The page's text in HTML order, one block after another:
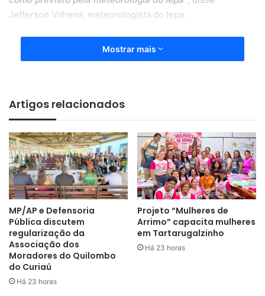
Jefferson Vilhena, meteorologista do Iepa.
Ele ainda fala sobre certas dicas que temos que tomar
sobre como prevenir esses focos próximos de áreas
residenciais:“Sabemos que o próprio residente coloca
fogo próximo ao local onde reside, ou seja, não são
acidentais, e sim, incêndios propositais, sendo que ele
não tem a menor ideia do tamanho do sinistro, e nem dos
objetos e/ou animais que podem sofrem com essa
Mostrar mais
Artigos relacionados
MP/AP e Defensoria
Pública discutem
regularização da
Associação dos
Moradores do Quilombo
do Curiaú
Há 23 horas
Projeto “Mulheres de
Arrimo” capacita mulheres
em Tartarugalzinho
Há 23 horas